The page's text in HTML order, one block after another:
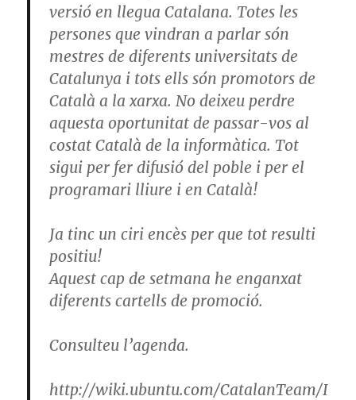
versió en llegua Catalana. Totes les
persones que vindran a parlar són
mestres de diferents universitats de
Catalunya i tots ells són promotors de
Català a la xarxa. No deixeu perdre
aquesta oportunitat de passar-vos al
costat Català de la informàtica. Tot
sigui per fer difusió del poble i per el
programari lliure i en Català!
Ja tinc un ciri encès per que tot resulti
positiu!
Aquest cap de setmana he enganxat
diferents cartells de promoció.
Consulteu l’agenda.
http://wiki.ubuntu.com/CatalanTeam/I